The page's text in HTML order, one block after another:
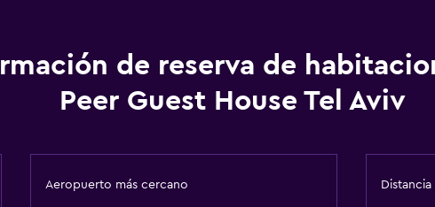
de reserva de
Peer Guest House Tel Aviv
Aeropuerto más cercano